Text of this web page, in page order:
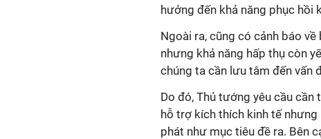
hưởng đến khả năng phục hồi
Ngoài ra, cũng có cảnh báo
nhưng khả năng hấp thụ còn
chúng ta cần lưu tâm đến vấn
Do đó, Thủ tướng yêu cầu
hỗ trợ kích thích kinh tế
phát như mục tiêu đề ra. Bên